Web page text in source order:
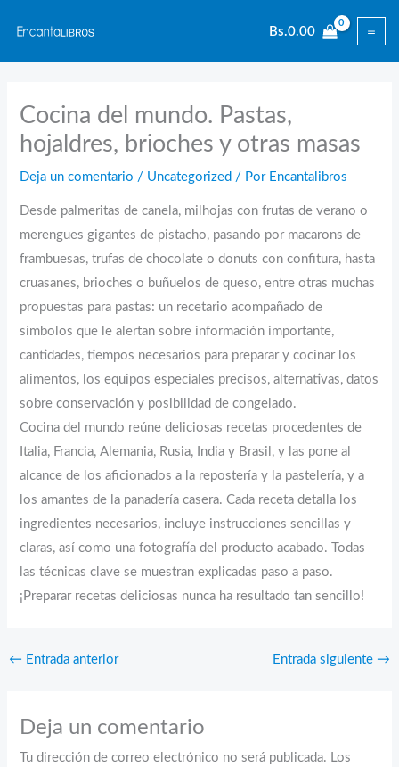
contenido
Bs.0.00
Cocina del mundo. Pastas,
hojaldres, brioches y otras masas
Deja un comentario / Uncategorized / Por Encantalibros
Desde palmeritas de canela, milhojas con frutas de verano o
merengues gigantes de pistacho, pasando por macarons de
frambuesas, trufas de chocolate o donuts con confitura, hasta
cruasanes, brioches o buñuelos de queso, entre otras muchas
propuestas para pastas: un recetario acompañado de
símbolos que le alertan sobre información importante,
cantidades, tiempos necesarios para preparar y cocinar los
alimentos, los equipos especiales precisos, alternativas, datos
sobre conservación y posibilidad de congelado.
Cocina del mundo reúne deliciosas recetas procedentes de
Italia, Francia, Alemania, Rusia, India y Brasil, y las pone al
alcance de los aficionados a la repostería y la pastelería, y a
los amantes de la panadería casera. Cada receta detalla los
ingredientes necesarios, incluye instrucciones sencillas y
claras, así como una fotografía del producto acabado. Todas
las técnicas clave se muestran explicadas paso a paso.
¡Preparar recetas deliciosas nunca ha resultado tan sencillo!
← Entrada anterior Entrada siguiente →
Deja un comentario
Tu dirección de correo electrónico no será publicada. Los